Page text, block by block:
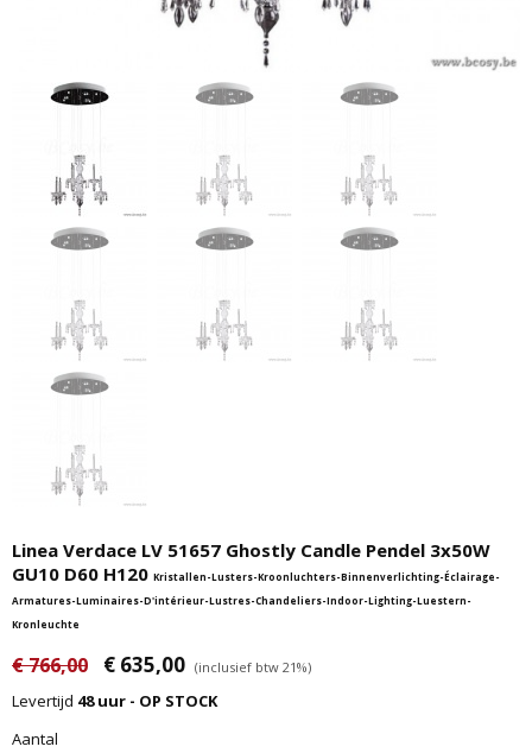
Linea Verdace LV 51657 Ghostly Candle Pendel 3x50W
GU10 D60 H120 Kristallen-Lusters-Kroonluchters-Binnenverlichting-Éclairage-
Armatures-Luminaires-D'intérieur-Lustres-Chandeliers-Indoor-Lighting-Luestern-
Kronleuchte
€ 766,00 € 635,00 (inclusief btw 21%)
Levertijd 48 uur - OP STOCK
Aantal